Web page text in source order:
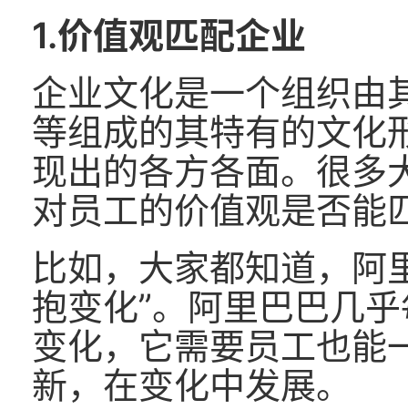
1.价值观匹配企业
企业文化是一个组织由
等组成的其特有的文化
现出的各方各面。很多
对员工的价值观是否能
比如，大家都知道，阿
抱变化”。阿里巴巴几
变化，它需要员工也能
新，在变化中发展。